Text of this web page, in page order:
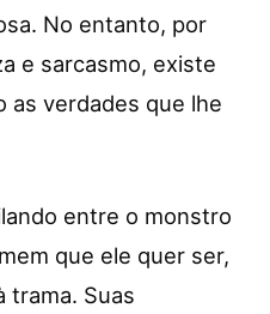
No entanto, por
e sarcasmo, existe
as verdades que lhe
entre o monstro
que ele quer ser,
trama. Suas